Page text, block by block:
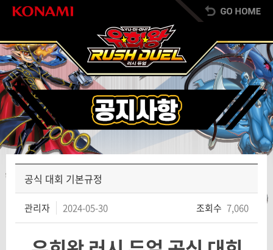
공식 대회 기본규정
관리자 2024-05-30 조회수 7,060